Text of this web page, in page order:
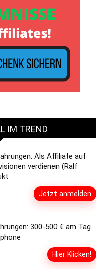
IM TREND
Als Affiliate auf
verdienen (Ralf
Jetzt anmelden
300-500 € am Tag
Hier Klicken!